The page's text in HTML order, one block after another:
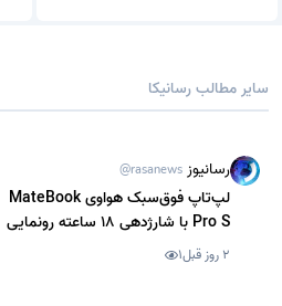
سایر مطالب رسانیکا
رسانیوز @rasanews
لپ‌تاپ فوق‌سبک هواوی MateBook
Pro S با شارژدهی 18 ساعته رونمایی
شد
2 روز قبل 1